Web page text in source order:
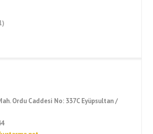
Ordu Caddesi No: 337C Eyüpsultan /